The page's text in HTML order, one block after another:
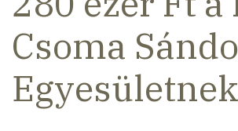
Csoma
Egyesületnek